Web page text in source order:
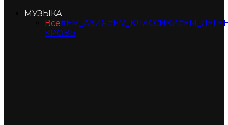
МУЗЫКА
Все#ЕМ_АЗИЯ#ЕМ_КЛАССИКИ
КРОВЬ